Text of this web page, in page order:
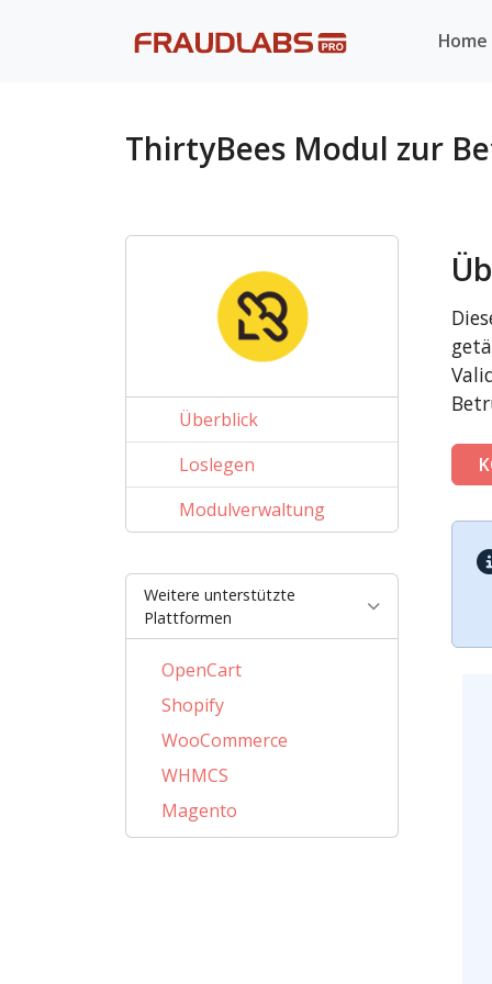
Home
ThirtyBees Modul zur
Überblick
Loslegen
Modulverwaltung
Weitere unterstützte
Plattformen
OpenCart
Shopify
WooCommerce
WHMCS
Magento
PrestaShop